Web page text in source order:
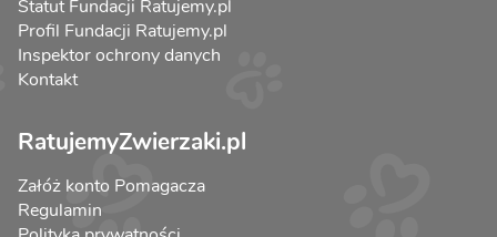
Statut Fundacji Ratujemy.pl
Profil Fundacji Ratujemy.pl
Inspektor ochrony danych
Kontakt
RatujemyZwierzaki.pl
Załóż konto Pomagacza
Regulamin